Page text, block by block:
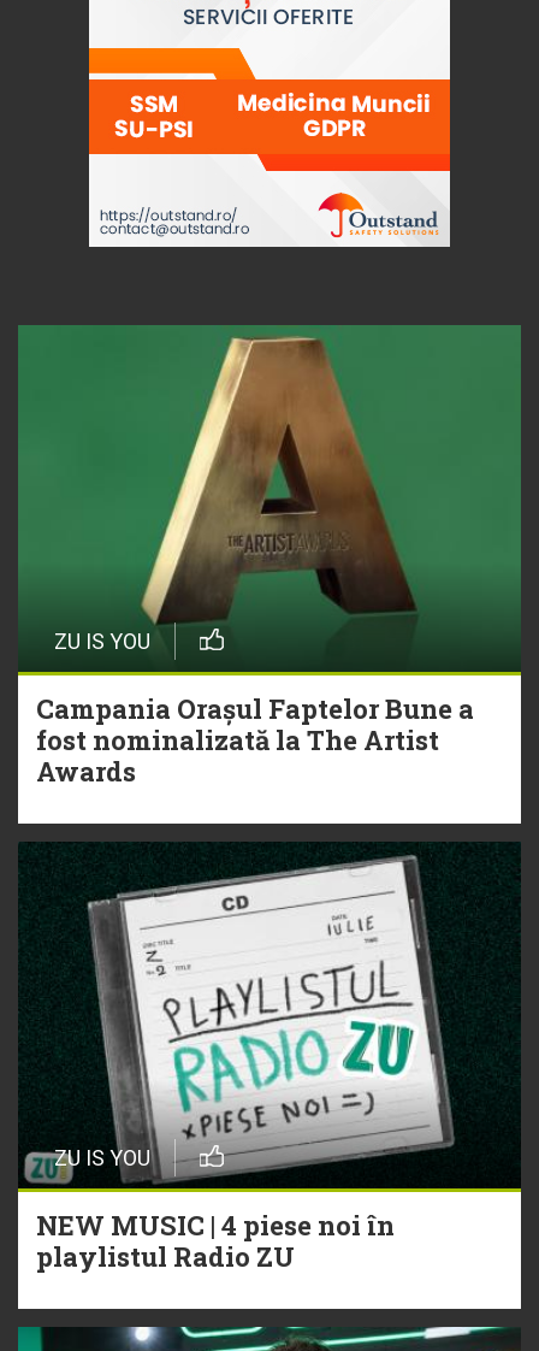
ZU IS YOU
Campania Orașul Faptelor Bune a
fost nominalizată la The Artist
Awards
ZU IS YOU
NEW MUSIC | 4 piese noi în
playlistul Radio ZU